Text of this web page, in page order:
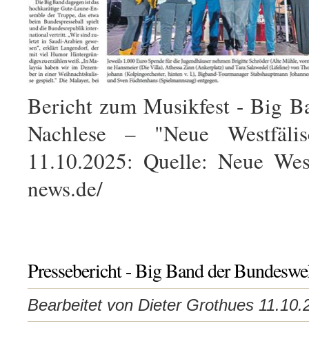
Bericht zum Musikfest - Big
Nachlese – "Neue
11.10.2025: Quelle: Neue
news.de/
Pressebericht - Big Band der
Bearbeitet von Dieter Grothues